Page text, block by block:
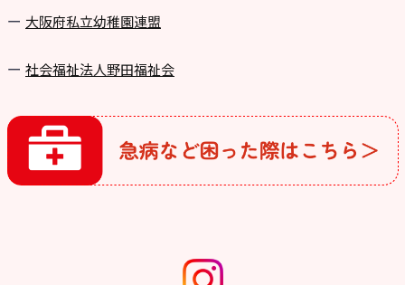
⼤阪府私⽴幼稚園連盟
社会福祉法人野田福祉会